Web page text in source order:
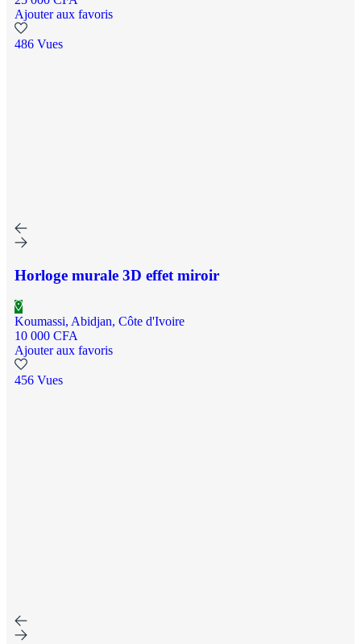
Ajouter aux favoris
486 Vues
Horloge murale 3D effet miroir
Koumassi, Abidjan, Côte d'Ivoire
10 000 CFA
Ajouter aux favoris
456 Vues